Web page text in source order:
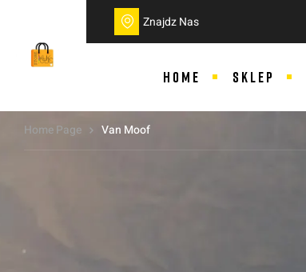
Znajdz Nas
HOME SKLEP
Home Page Van Moof